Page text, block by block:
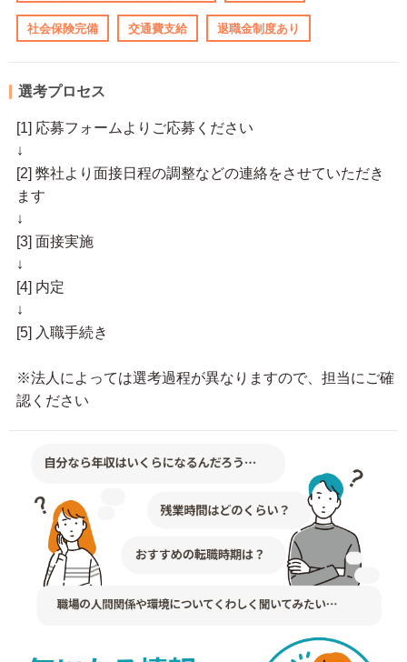
社会保険完備 交通費支給 退職金制度あり
選考プロセス
[1] 応募フォームよりご応募ください
↓
[2] 弊社より面接日程の調整などの連絡をさせていただき
ます
↓
[3] 面接実施
↓
[4] 内定
↓
[5] 入職手続き
※法人によっては選考過程が異なりますので、担当にご確
認ください